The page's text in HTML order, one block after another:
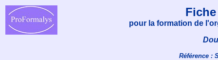
pour la formation de
Référence :